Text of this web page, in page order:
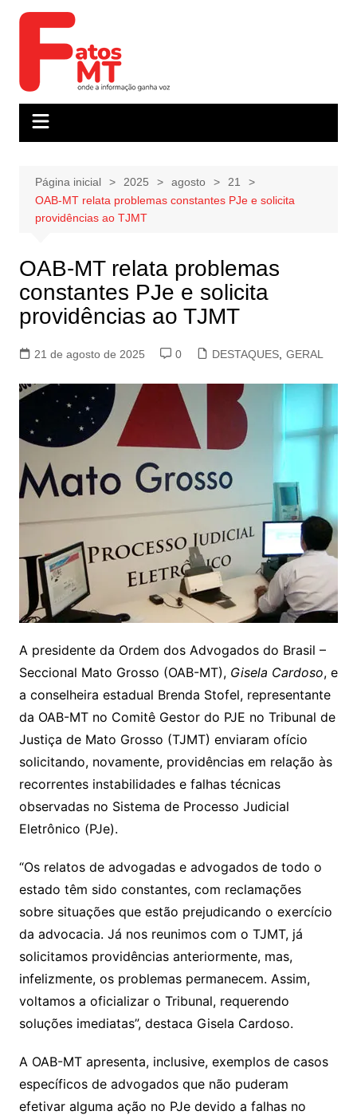
Página inicial 2025 agosto
21
OAB-MT relata problemas constantes PJe e solicita
providências ao TJMT
OAB-MT relata problemas
constantes PJe e solicita
providências ao TJMT
21 de agosto de 2025 0 DESTAQUES, GERAL
A presidente da Ordem dos Advogados do Brasil –
Seccional Mato Grosso (OAB-MT), Gisela Cardoso, e
a conselheira estadual Brenda Stofel, representante
da OAB-MT no Comitê Gestor do PJE no Tribunal de
Justiça de Mato Grosso (TJMT) enviaram ofício
solicitando, novamente, providências em relação às
recorrentes instabilidades e falhas técnicas
observadas no Sistema de Processo Judicial
Eletrônico (PJe).
“Os relatos de advogadas e advogados de todo o
estado têm sido constantes, com reclamações
sobre situações que estão prejudicando o exercício
da advocacia. Já nos reunimos com o TJMT, já
solicitamos providências anteriormente, mas,
infelizmente, os problemas permanecem. Assim,
voltamos a oficializar o Tribunal, requerendo
soluções imediatas”, destaca Gisela Cardoso.
A OAB-MT apresenta, inclusive, exemplos de casos
específicos de advogados que não puderam
efetivar alguma ação no PJe devido a falhas no